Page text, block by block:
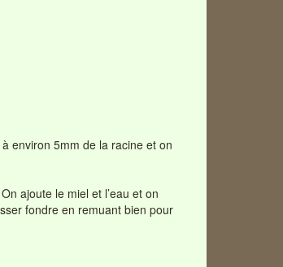
environ 5mm de la racine et on
ajoute le miel et l’eau et on
fondre en remuant bien pour